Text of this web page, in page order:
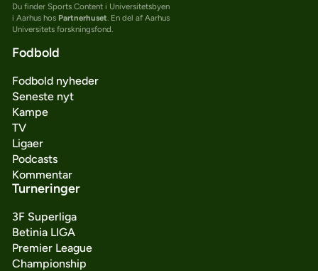
Du finder Sports Content i Universitetsbyen
i Aarhus hos Partnerhuset. En del af Aarhus
Universitets forskningsfond.
Fodbold
Fodbold nyheder
Seneste nyt
Kampe
TV
Ligaer
Podcasts
Kommentar
Turneringer
3F Superliga
Betinia LIGA
Premier League
Championship